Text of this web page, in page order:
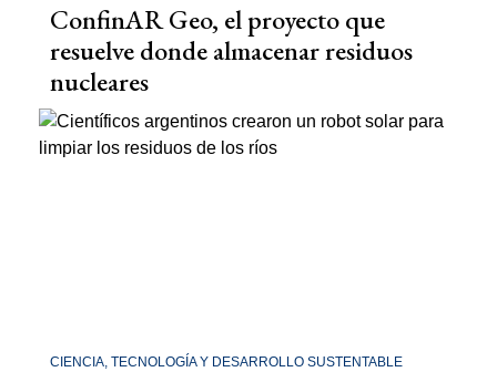
ConfinAR Geo, el proyecto que
resuelve donde almacenar residuos
nucleares
CIENCIA, TECNOLOGÍA Y DESARROLLO SUSTENTABLE